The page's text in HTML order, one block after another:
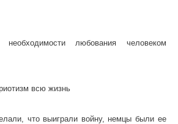
любования человеком
всю жизнь
что выиграли войну, немцы были ее